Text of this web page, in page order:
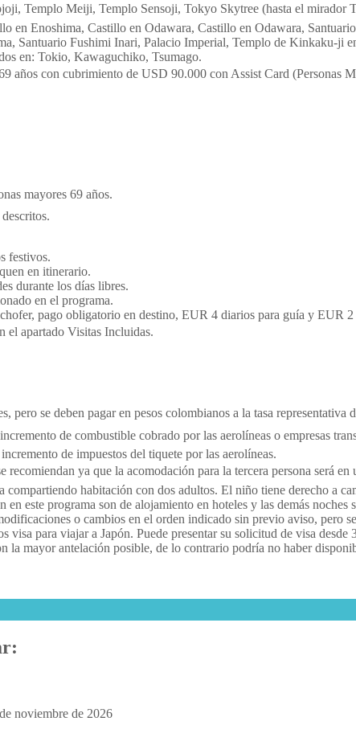
Templo Meiji, Templo Sensoji, Tokyo Skytree (hasta el
en Enoshima, Castillo en Odawara, Castillo en Odawara,
Santuario Fushimi Inari, Palacio Imperial, Templo de Kinkaku-ji
en: Tokio, Kawaguchiko, Tsumago.
años con cubrimiento de USD 90.000 con Assist Card (Personas
mayores 69 años.
festivos.
en itinerario.
durante los días libres.
en el programa.
pago obligatorio en destino, EUR 4 diarios para guía y EUR
el apartado Visitas Incluidas.
pero se deben pagar en pesos colombianos a la tasa
de combustible cobrado por las aerolíneas o empresas
de impuestos del tiquete por las aerolíneas.
ya que la acomodación para la tercera persona será
habitación con dos adultos. El niño tiene derecho a
en este programa son de alojamiento en hoteles y las demás noches
o cambios en el orden indicado sin previo aviso, pero
visa para viajar a Japón. Puede presentar su solicitud de visa
la mayor antelación posible, de lo contrario podría no haber
noviembre de 2026